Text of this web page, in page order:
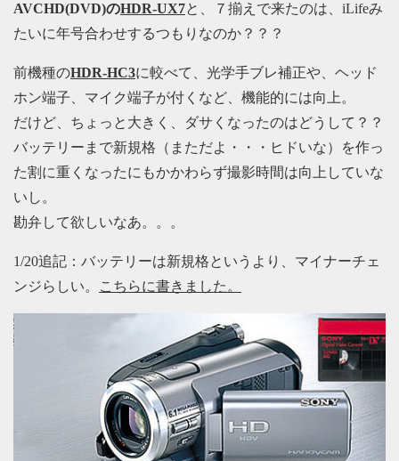
AVCHD(DVD)のHDR-UX7と、７揃えで来たのは、iLifeみ
たいに年号合わせするつもりなのか？？？
前機種のHDR-HC3に較べて、光学手ブレ補正や、ヘッド
ホン端子、マイク端子が付くなど、機能的には向上。
だけど、ちょっと大きく、ダサくなったのはどうして？？
バッテリーまで新規格（まただよ・・・ヒドいな）を作っ
た割に重くなったにもかかわらず撮影時間は向上していな
いし。
勘弁して欲しいなあ。。。
1/20追記：バッテリーは新規格というより、マイナーチェ
ンジらしい。
こちらに書きました。